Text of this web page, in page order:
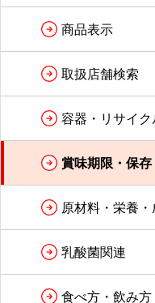
商品表示
取扱店舗検索
容器・リサイク
賞味期限・保存
原材料・栄養・
乳酸菌関連
食べ方・飲み方